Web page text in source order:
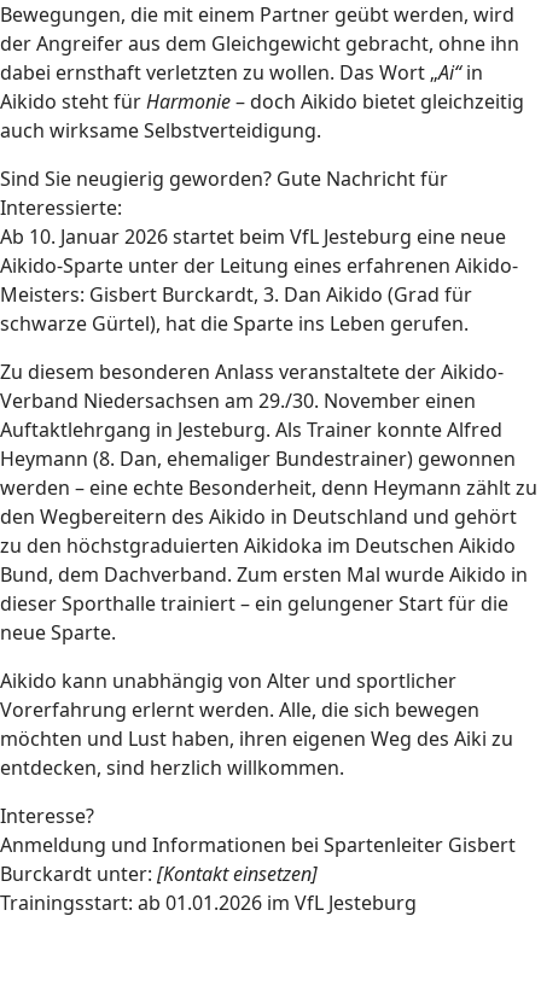
Bewegungen, die mit einem Partner geübt werden, wird
der Angreifer aus dem Gleichgewicht gebracht, ohne ihn
dabei ernsthaft verletzten zu wollen. Das Wort „Ai“in
Aikido steht fürHarmonie– doch Aikido bietet gleichzeitig
auch wirksame Selbstverteidigung.
Sind Sie neugierig geworden? Gute Nachricht für
Interessierte:
Ab 10. Januar 2026 startet beim VfL Jesteburg eine neue
Aikido-Sparte unter der Leitung eines erfahrenen Aikido-
Meisters: Gisbert Burckardt, 3. Dan Aikido (Grad für
schwarze Gürtel), hat die Sparte ins Leben gerufen.
Zu diesem besonderen Anlass veranstaltete der Aikido-
Verband Niedersachsen am 29./30. November einen
Auftaktlehrgang in Jesteburg. Als Trainer konnte Alfred
Heymann (8. Dan, ehemaliger Bundestrainer) gewonnen
werden – eine echte Besonderheit, denn Heymann zählt zu
den Wegbereitern des Aikido in Deutschland und gehört
zu den höchstgraduierten Aikidoka im Deutschen Aikido
Bund, dem Dachverband. Zum ersten Mal wurde Aikido in
dieser Sporthalle trainiert – ein gelungener Start für die
neue Sparte.
Aikido kann unabhängig von Alter und sportlicher
Vorerfahrung erlernt werden. Alle, die sich bewegen
möchten und Lust haben, ihren eigenen Weg des Aiki zu
entdecken, sind herzlich willkommen.
Interesse?
Anmeldung und Informationen bei Spartenleiter Gisbert
Burckardt unter: [Kontakt einsetzen]
Trainingsstart: ab 01.01.2026 im VfL Jesteburg